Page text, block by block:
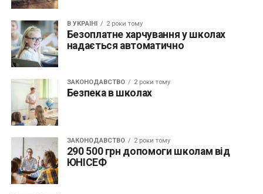
В УКРАЇНІ 2 роки тому
Безоплатне харчування у школах
надається автоматично
ЗАКОНОДАВСТВО 2 роки тому
Безпека в школах
ЗАКОНОДАВСТВО 2 роки тому
290 500 грн допомоги школам від
ЮНІСЕФ